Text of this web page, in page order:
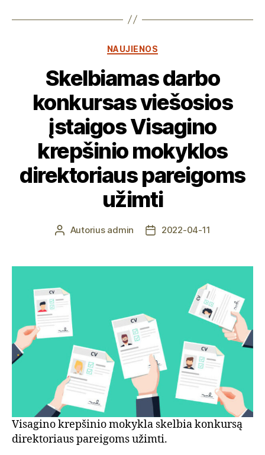
Kategorijos
NAUJIENOS
Skelbiamas darbo
konkursas viešosios
įstaigos Visagino
krepšinio mokyklos
direktoriaus pareigoms
užimti
ĮrašoAutorius admin
Įrašo2022-04-11
Visagino krepšinio mokykla skelbia konkursą
direktoriaus pareigoms užimti.